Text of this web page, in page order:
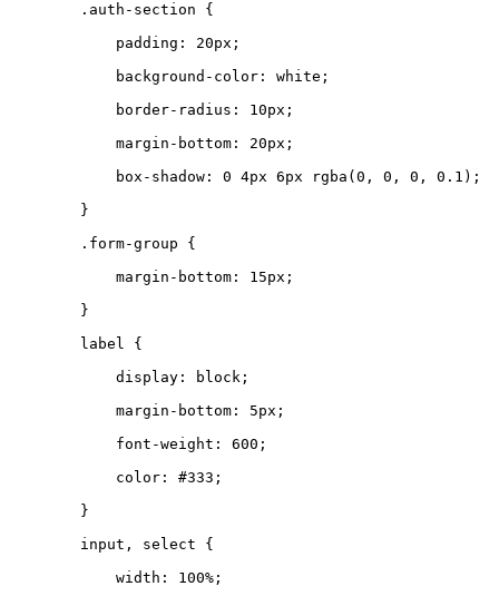
. auth-section
{
padding : 20px ;
background-color : white ;
border-radius : 10px ;
margin-bottom : 20px ;
box-shadow : 0 4px 6px rgba (0 , 0 , 0 , 0.1 );
}
. form-group
{
margin-bottom : 15px ;
}
label
{
display : block ;
margin-bottom : 5px ;
font-weight : 600 ;
color : #333 ;
}
input , select
{
width : 100% ;